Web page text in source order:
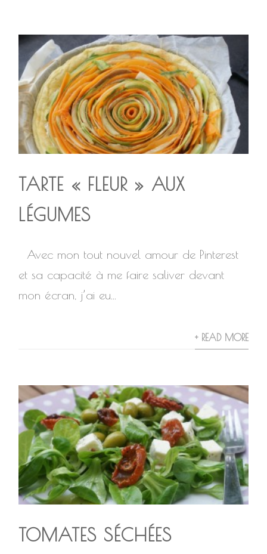
TARTE « FLEUR » AUX
LÉGUMES
Avec mon tout nouvel amour de Pinterest
et sa capacité à me faire saliver devant
mon écran, j’ai eu...
+ READ MORE
TOMATES SÉCHÉES